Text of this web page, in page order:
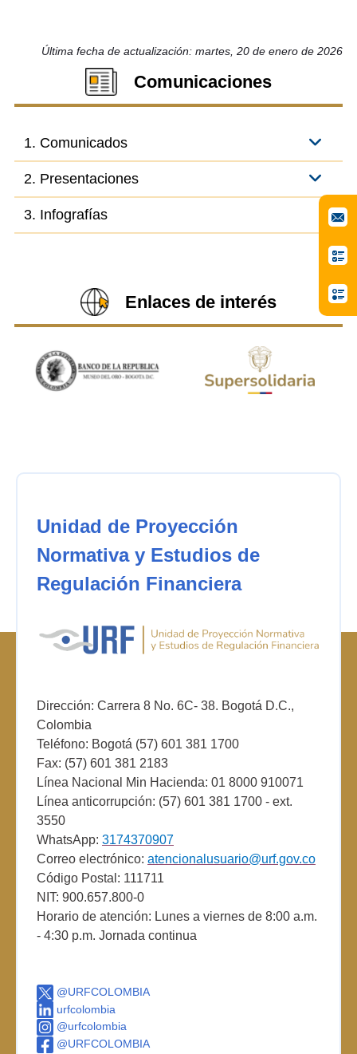
Última fecha de actualización: martes, 20 de enero de 2026
Comunicaciones
1. Comunicados
2. Presentaciones
3. Infografías
Enlaces de interés
Unidad de Proyección
Normativa y Estudios de
Regulación Financiera
Dirección: Carrera 8 No. 6C- 38. Bogotá D.C.,
Colombia
Teléfono: Bogotá (57) 601 381 1700
Fax: (57) 601 381 2183
Línea Nacional Min Hacienda: 01 8000 910071
Línea anticorrupción: (57) 601 381 1700 - ext.
3550
WhatsApp: 3174370907
Correo electrónico: atencionalusuario@urf.gov.co
Código Postal: 111711
NIT: 900.657.800-0
Horario de atención: Lunes a viernes de 8:00 a.m.
- 4:30 p.m. Jornada continua
@URFCOLOMBIA
urfcolombia
@urfcolombia
@URFCOLOMBIA